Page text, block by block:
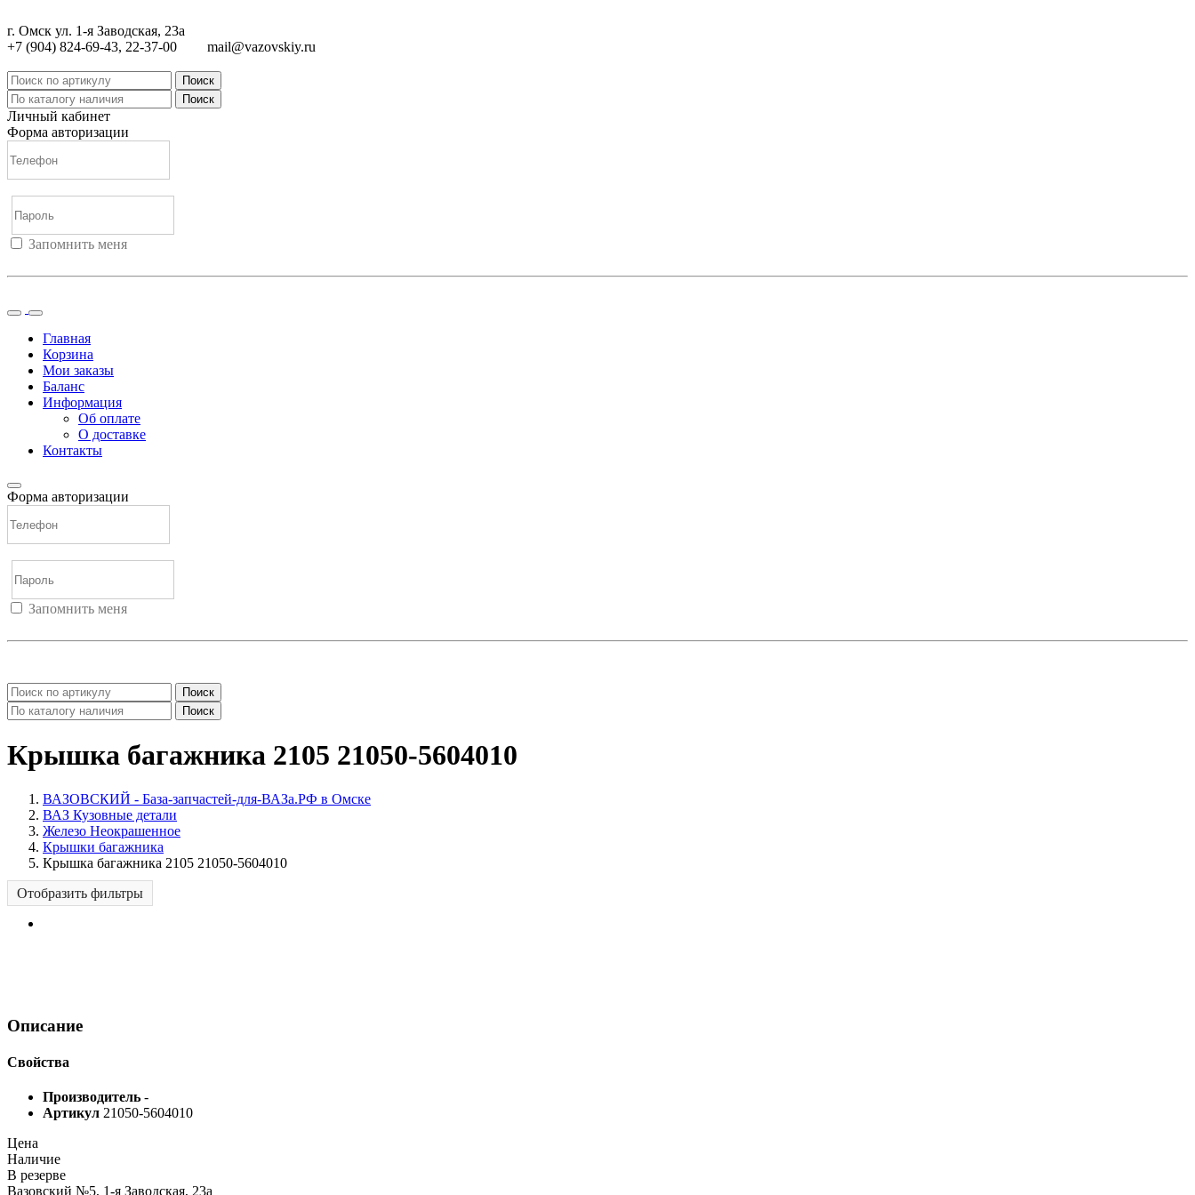
г. Омск ул. 1-я Заводская, 23а
+7 (904) 824-69-43, 22-37-00
mail@vazovskiy.ru
Поиск
Поиск
Личный кабинет
Форма авторизации
Запомнить меня
Главная
Корзина
Мои заказы
Баланс
Информация
Об оплате
О доставке
Контакты
Форма авторизации
Запомнить меня
Поиск
Поиск
Крышка багажника 2105 21050-5604010
ВАЗОВСКИЙ - База-запчастей-для-ВАЗа.РФ в Омске
ВАЗ Кузовные детали
Железо Неокрашенное
Крышки багажника
Крышка багажника 2105 21050-5604010
Отобразить фильтры
Описание
Свойства
Производитель -
Артикул 21050-5604010
Цена
Наличие
В резерве
Вазовский №5, 1-я Заводская, 23а